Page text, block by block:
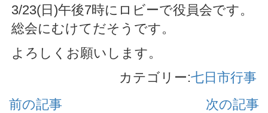
3/23(日)午後7時にロビーで役員会です。
総会にむけてだそうです。
よろしくお願いします。
カテゴリー:七日市行事
前の記事
次の記事